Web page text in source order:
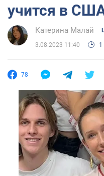
учится в
Катерина Малай
3.08.2023 11:40 1
78